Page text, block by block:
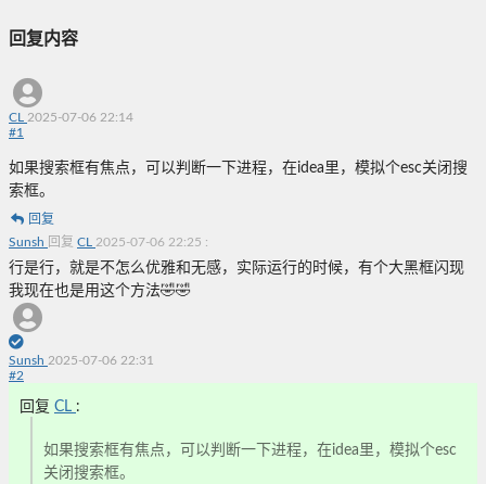
回复内容
CL 2025-07-06 22:14
#1
如果搜索框有焦点，可以判断一下进程，在idea里，模拟个esc关闭搜
索框。
回复
Sunsh 回复 CL 2025-07-06 22:25 :
行是行，就是不怎么优雅和无感，实际运行的时候，有个大黑框闪现
我现在也是用这个方法🤣🤣
Sunsh 2025-07-06 22:31
#2
回复 CL :
如果搜索框有焦点，可以判断一下进程，在idea里，模拟个esc
关闭搜索框。